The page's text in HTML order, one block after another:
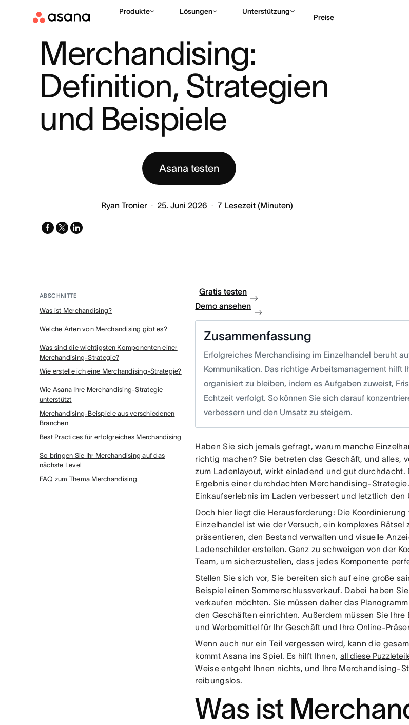
Produkte Lösungen Unterstützung
Preise
Merchandising:
Definition, Strategien
und Beispiele
Asana testen
Ryan Tronier 25. Juni 2026 7 Lesezeit (Minuten)
facebook
x-
linkedin
ABSCHNITTE
Was ist Merchandising?
Welche Arten von Merchandising gibt es?
Was sind die wichtigsten Komponenten einer
Merchandising-Strategie?
Wie erstelle ich eine Merchandising-Strategie?
Wie Asana Ihre Merchandising-Strategie
unterstützt
Merchandising-Beispiele aus verschiedenen
Branchen
Best Practices für erfolgreiches Merchandising
So bringen Sie Ihr Merchandising auf das
nächste Level
FAQ zum Thema Merchandising
Gratis testen
Demo ansehen
Zusammenfassung
Erfolgreiches Merchandising im Einzelhandel beruht
Kommunikation. Das richtige Arbeitsmanagement hilft
organisiert zu bleiben, indem es Aufgaben zuweist,
Echtzeit verfolgt. So können Sie sich darauf
verbessern und den Umsatz zu steigern.
Haben Sie sich jemals gefragt, warum manche
richtig machen? Sie betreten das Geschäft, und alles,
zum Ladenlayout, wirkt einladend und gut durchdacht.
Ergebnis einer durchdachten Merchandising-
Einkaufserlebnis im Laden verbessert und letztlich den
Doch hier liegt die Herausforderung: Die
Einzelhandel ist wie der Versuch, ein komplexes Rätsel
präsentieren, den Bestand verwalten und visuelle
Ladenschilder erstellen. Ganz zu schweigen von der
Team, um sicherzustellen, dass jedes Komponente
Stellen Sie sich vor, Sie bereiten sich auf eine große
Beispiel einen Sommerschlussverkauf. Dabei haben
verkaufen möchten. Sie müssen daher das
den Geschäften einrichten. Außerdem müssen Sie
und Werbemittel für Ihr Geschäft und Ihre Online-
Wenn auch nur ein Teil vergessen wird, kann die
kommt Asana ins Spiel. Es hilft Ihnen, all diese
Weise entgeht Ihnen nichts, und Ihre Merchandising-
reibungslos.
Was ist